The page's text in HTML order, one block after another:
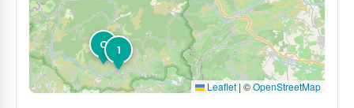
1
C
Leaflet | ©OpenStreetMap